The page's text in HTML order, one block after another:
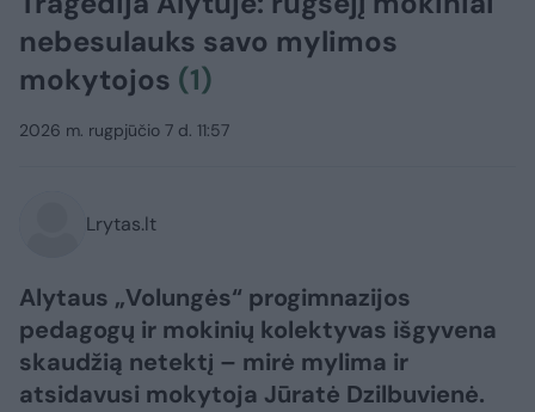
nebesulauks savo mylimos
mokytojos (1)
2026 m. rugpjūčio 7 d. 11:57
Lrytas.lt
Alytaus „Volungės“ progimnazijos
pedagogų ir mokinių kolektyvas išgyvena
skaudžią netektį – mirė mylima ir
atsidavusi mokytoja Jūratė Dzilbuvienė.